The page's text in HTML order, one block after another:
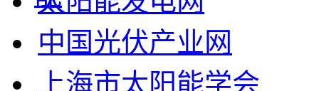
中国光伏产业网
上海市太阳能学会